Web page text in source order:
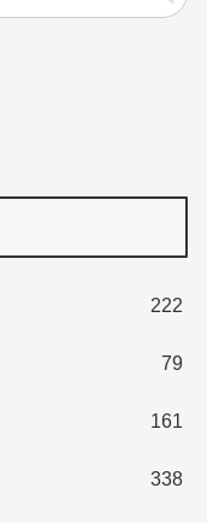
222
79
161
338